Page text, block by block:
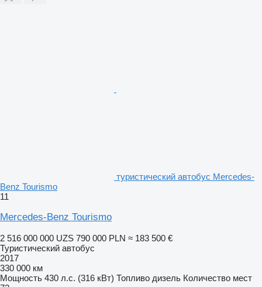
туристический автобус Mercedes-
Benz Tourismo
11
Mercedes-Benz Tourismo
2 516 000 000 UZS 790 000 PLN ≈ 183 500 €
Туристический автобус
2017
330 000 км
Мощность 430 л.с. (316 кВт) Топливо дизель Количество мест